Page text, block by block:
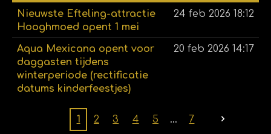
Nieuwste Efteling-attractie
Hooghmoed opent 1 mei
24 feb 2026 18:12
Aqua Mexicana opent voor
daggasten tijdens
winterperiode (rectificatie
datums kinderfeestjes)
20 feb 2026 14:17
1 2 3 4 5 7